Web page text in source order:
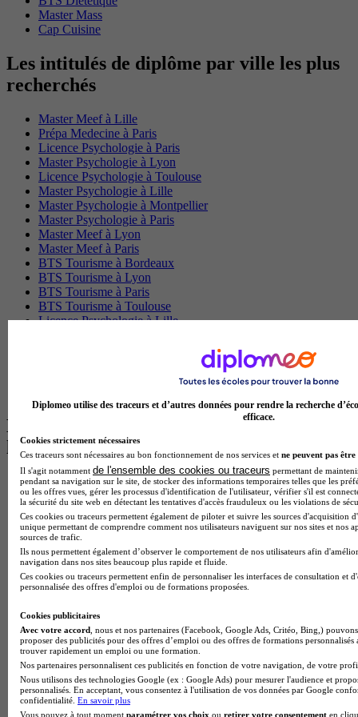
Master Mass
Cap Cuisine
Les intitulés de diplôme par ville les plus
recherchés
Master Meef à Lille
Prépa Medecine à Paris
Licence Psychologie à Paris
Master Psychologie à Lyon
Licence Psychologie à Toulouse
Master Psychologie à Lille
Master Psychologie à Montpellier
Master Psychologie à Paris
Master Meef à Lyon
Master Meef à Paris
BTS Tourisme à Bordeaux
BTS Tourisme à Lyon
BTS Tourisme à Paris
BTS Tourisme à Toulouse
Licence Psychologie à Lille
BTS Communication à Lyon
Les intitulés de diplôme par alternance
les plus recherchés
BTS Esf en alternance
BTS Dietetique en alternance
BTS Mco en alternance
BTS Pi en alternance
BTS Sp3s en alternance
Master CCA en alternance
BTS Ndrc en alternance
BTS Sam en alternance
BTS Sio en alternance
MSc Marketing Digital en alternance
BTS Gpme en alternance
Cap Electricien en alternance
BTS Gpn en alternance
BTS Domotique en alternance
BAC Pro Agora en alternance
BTS Sta en alternance
Diplomeo utilise des traceurs et d’autres données pour rendre la recherche
efficace.
Cookies strictement nécessaires
Ces traceurs sont nécessaires au bon fonctionnement de nos services et ne peuvent pas être
Il s'agit notamment de l'ensemble des cookies ou traceurs permettant de
pendant sa navigation sur le site, de stocker des informations temporaires telles que les
ou les offres vues, gérer les processus d'identification de l'utilisateur, vérifier s'il est
la sécurité du site web en détectant les tentatives d'accès frauduleux ou les violations de
Ces cookies ou traceurs permettent également de piloter et suivre les sources d'acquisition
unique permettant de comprendre comment nos utilisateurs naviguent sur nos sites et nos
sources de trafic.
Ils nous permettent également d’observer le comportement de nos utilisateurs afin
navigation dans nos sites beaucoup plus rapide et fluide.
Ces cookies ou traceurs permettent enfin de personnaliser les interfaces de consultation et
personnalisée des offres d'emploi ou de formations proposées.
Cookies publicitaires
Avec votre accord , nous et nos partenaires (Facebook, Google Ads, Critéo, Bing,)
proposer des publicités pour des offres d’emploi ou des offres de formations
trouver rapidement un emploi ou une formation.
Nos partenaires personnalisent ces publicités en fonction de votre navigation, de votre
Nous utilisons des technologies Google (ex : Google Ads) pour mesurer l'audience et
personnalisés. En acceptant, vous consentez à l'utilisation de vos données par Google
confidentialité. En savoir plus
Vous pouvez à tout moment paramétrer vos choix ou retirer votre consentement en